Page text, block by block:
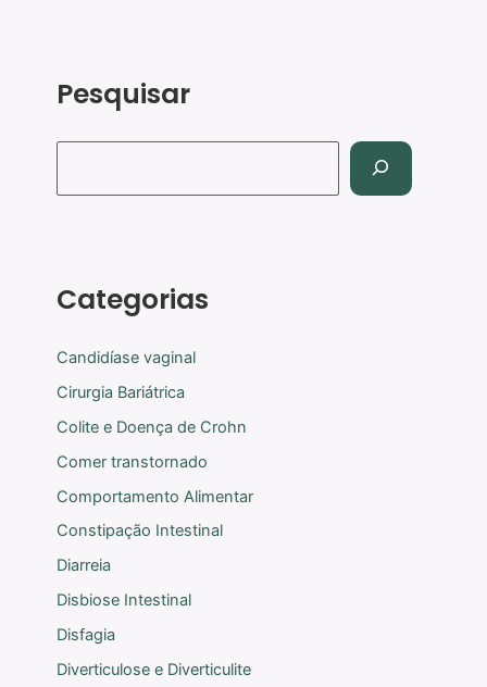
Pesquisar
Categorias
Candidíase vaginal
Cirurgia Bariátrica
Colite e Doença de Crohn
Comer transtornado
Comportamento Alimentar
Constipação Intestinal
Diarreia
Disbiose Intestinal
Disfagia
Diverticulose e Diverticulite